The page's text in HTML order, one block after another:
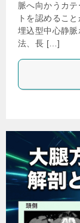
脈へ向かうカ
トを認めるこ
埋込型中心静
法、長 […]